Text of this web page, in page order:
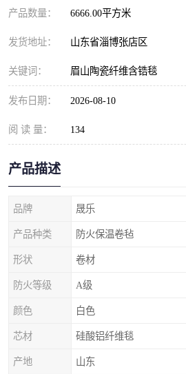
产品数量： 6666.00平方米
发货地址： 山东省淄博张店区
关键词： 眉山陶瓷纤维含锆毯
发布日期： 2026-08-10
阅 读 量： 134
产品描述
品牌 晟乐
产品种类 防火保温卷毡
形状 卷材
防火等级 A级
颜色 白色
芯材 硅酸铝纤维毯
产地 山东